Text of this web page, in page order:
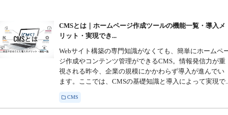
CMSとは｜ホームページ作成ツールの機能一覧・導入メ
リット・実現でき...
Webサイト構築の専門知識がなくても、簡単にホームペ
ジ作成やコンテンツ管理ができるCMS。情報発信力が重
視される昨今、企業の規模にかかわらず導入が進んでい
ます。ここでは、CMSの基礎知識と導入によって実現で
CMS